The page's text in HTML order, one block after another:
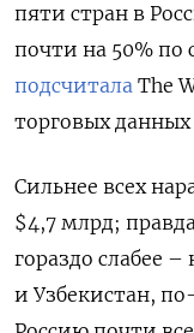
пяти стран в
почти на 50% по
подсчитала The
торговых
Сильнее всех
$4,7 млрд;
гораздо слабее
и Узбекистан,